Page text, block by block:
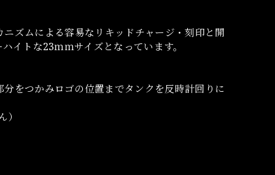
ズムによる容易なリキッドチャージ・刻印と開
イトな23ｍｍサイズとなっています。
をつかみロゴの位置までタンクを反時計回りに